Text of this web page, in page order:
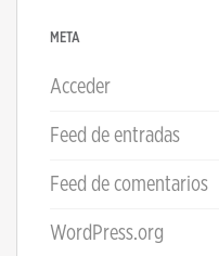
META
Acceder
Feed de entradas
Feed de comentarios
WordPress.org